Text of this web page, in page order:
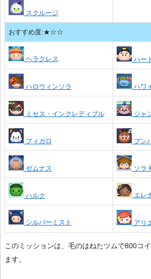
スクルージ
おすすめ度:★☆☆
ヘラクレス ハー
ハロウィンソラ ハワ
ミセス・インクレディブル ジャ
フィガロ プン
ゼムナス ソラ
ハルク エレ
シルバーミスト アリ
このミッションは、毛のはねたツムで800コ
ます。